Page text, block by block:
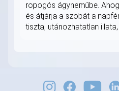
ropogós ágyneműbe.
és átjárja a szobát a
tiszta, utánozhatatlan illata,